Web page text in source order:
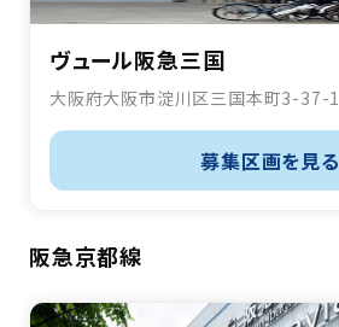
ヴュール阪急三国
大阪府大阪市淀川区三国本町3-37-1
募集区画を見る
阪急京都線